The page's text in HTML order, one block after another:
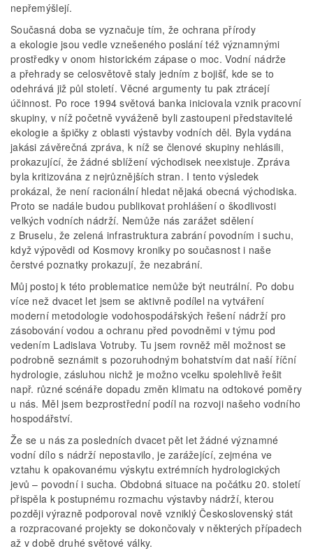
nepřemýšlejí.
Současná doba se vyznačuje tím, že ochrana přírody
a ekologie jsou vedle vznešeného poslání též významnými
prostředky v onom historickém zápase o moc. Vodní nádrže
a přehrady se celosvětově staly jedním z bojišť, kde se to
odehrává již půl století. Věcné argumenty tu pak ztrácejí
účinnost. Po roce 1994 světová banka iniciovala vznik pracovní
skupiny, v níž početně vyváženě byli zastoupeni představitelé
ekologie a špičky z oblasti výstavby vodních děl. Byla vydána
jakási závěrečná zpráva, k níž se členové skupiny nehlásili,
prokazující, že žádné sblížení východisek neexistuje. Zpráva
byla kritizována z nejrůznějších stran. I tento výsledek
prokázal, že není racionální hledat nějaká obecná východiska.
Proto se nadále budou publikovat prohlášení o škodlivosti
velkých vodních nádrží. Nemůže nás zarážet sdělení
z Bruselu, že zelená infrastruktura zabrání povodním i suchu,
když výpovědi od Kosmovy kroniky po současnost i naše
čerstvé poznatky prokazují, že nezabrání.
Můj postoj k této problematice nemůže být neutrální. Po dobu
více než dvacet let jsem se aktivně podílel na vytváření
moderní metodologie vodohospodářských řešení nádrží pro
zásobování vodou a ochranu před povodněmi v týmu pod
vedením Ladislava Votruby. Tu jsem rovněž měl možnost se
podrobně seznámit s pozoruhodným bohatstvím dat naší říční
hydrologie, zásluhou nichž je možno vcelku spolehlivě řešit
např. různé scénáře dopadu změn klimatu na odtokové poměry
u nás. Měl jsem bezprostřední podíl na rozvoji našeho vodního
hospodářství.
Že se u nás za posledních dvacet pět let žádné významné
vodní dílo s nádrží nepostavilo, je zarážející, zejména ve
vztahu k opakovanému výskytu extrémních hydrologických
jevů – povodní i sucha. Obdobná situace na počátku 20. století
přispěla k postupnému rozmachu výstavby nádrží, kterou
později výrazně podporoval nově vzniklý Československý stát
a rozpracované projekty se dokončovaly v některých případech
až v době druhé světové války.